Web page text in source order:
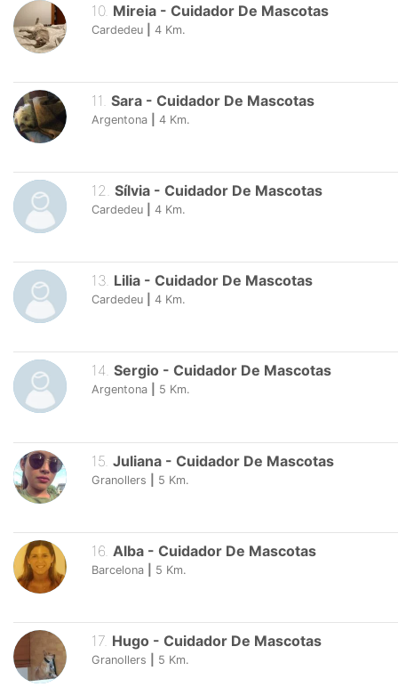
10. Mireia - Cuidador De Mascotas
Cardedeu 4 Km.
11 Sara - Cuidador De Mascotas
Argentona 4 Km.
12 Sílvia - Cuidador De Mascotas
Cardedeu 4 Km.
13. Lilia - Cuidador De Mascotas
Cardedeu 4 Km.
14. Sergio - Cuidador De Mascotas
Argentona 5 Km.
15 Juliana - Cuidador De Mascotas
Granollers 5 Km.
16 Alba - Cuidador De Mascotas
Barcelona 5 Km.
17. Hugo - Cuidador De Mascotas
Granollers 5 Km.